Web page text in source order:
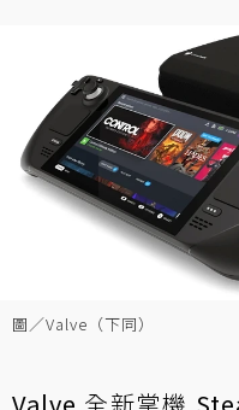
圖／Valve（下同）
Valve 全新掌機